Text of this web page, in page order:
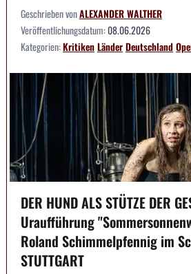
Geschrieben vonALEXANDER WALTHER
Veröffentlichungsdatum:08.06.2026
Kategorien:KritikenLänderDeutschland
DER HUND ALS STÜTZE DER
Uraufführung
Roland Schimmelpfennig im
STUTTGART